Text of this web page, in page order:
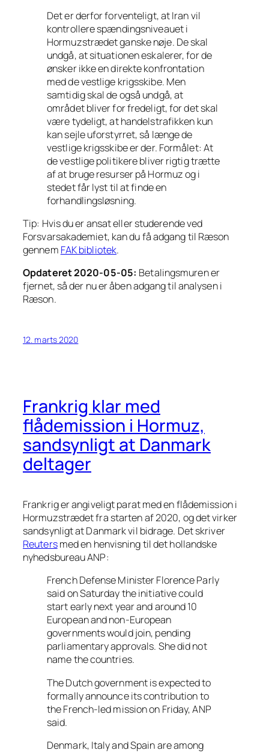
Det er derfor forventeligt, at Iran vil
kontrollere spændingsniveauet i
Hormuzstrædet ganske nøje. De skal
undgå, at situationen eskalerer, for de
ønsker ikke en direkte konfrontation
med de vestlige krigsskibe. Men
samtidig skal de også undgå, at
området bliver for fredeligt, for det skal
være tydeligt, at handelstrafikken kun
kan sejle uforstyrret, så længe de
vestlige krigsskibe er der. Formålet: At
de vestlige politikere bliver rigtig trætte
af at bruge resurser på Hormuz og i
stedet får lyst til at finde en
forhandlingsløsning.
Tip: Hvis du er ansat eller studerende ved
Forsvarsakademiet, kan du få adgang til Ræson
gennem FAK bibliotek.
Opdateret 2020-05-05: Betalingsmuren er
fjernet, så der nu er åben adgang til analysen i
Ræson.
12. marts 2020
Frankrig klar med
flådemission i Hormuz,
sandsynligt at Danmark
deltager
Frankrig er angiveligt parat med en flådemission i
Hormuzstrædet fra starten af 2020, og det virker
sandsynligt at Danmark vil bidrage. Det skriver
Reutersmed en henvisning til det hollandske
nyhedsbureau ANP:
French Defense Minister Florence Parly
said on Saturday the initiative could
start early next year and around 10
European and non-European
governments would join, pending
parliamentary approvals. She did not
name the countries.
The Dutch government is expected to
formally announce its contribution to
the French-led mission on Friday, ANP
said.
Denmark, Italy and Spain are among